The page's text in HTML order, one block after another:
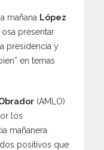
mañana López
presentar
presidencia y
en temas
(AMLO)
los
mañanera
positivos que